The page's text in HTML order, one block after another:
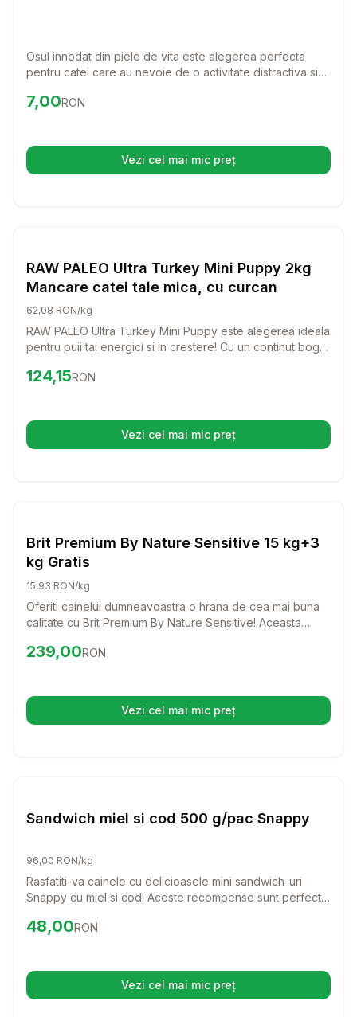
Osul innodat din piele de vita este alegerea perfecta
pentru catei care au nevoie de o activitate distractiva si
si curata dantura cainelui tau, oferindu-i in acelasi timp o
Preț:7.00
7,00RON
Vezi cel mai mic preț(se deschide într-o filă nouă)
RAW PALEO Ultra Turkey Mini Puppy 2kg
Mancare catei taie mica, cu curcan
62,08 RON/kg
RAW PALEO Ultra Turkey Mini Puppy este alegerea ideala
pentru puii tai energici si in crestere! Cu un continut bogat
necesari pentru o dezvoltare sanatoasa si un sistem
Preț:124.15
124,15RON
Vezi cel mai mic preț(se deschide într-o filă nouă)
Caini
Brit Premium By Nature Sensitive 15 kg+3
kg Gratis
15,93 RON/kg
Oferiti cainelui dumneavoastra o hrana de cea mai buna
calitate cu Brit Premium By Nature Sensitive! Aceasta
special creata pentru a sustine cainii cu sensibilitati
Preț: 239.00 RON
239,00RON
Vezi cel mai mic preț(se deschide într-o filă nouă)
Sandwich miel si cod 500 g/pac Snappy
96,00 RON/kg
Rasfatiti-va cainele cu delicioasele mini sandwich-uri
Snappy cu miel si cod! Aceste recompense sunt perfecte
nutritional echilibrat.
Preț:48.00
48,00RON
Vezi cel mai mic preț(se deschide într-o filă nouă)